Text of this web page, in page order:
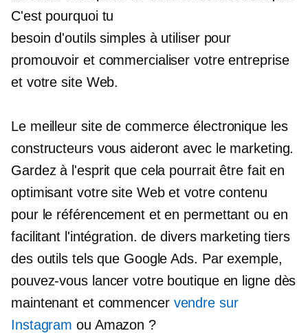
C'est pourquoi tu
besoin d'outils simples à utiliserpour
promouvoir et commercialiser votre entreprise
et votre site Web.
Le meilleur site de commerce électroniqueles
constructeurs vous aideront avec le marketing.
Gardez à l'esprit que cela pourrait être fait en
optimisant votre site Web et votre contenu
pour le référencement et en permettant ou en
facilitant l'intégration.de divers marketing tiers
des outils tels que Google Ads. Par exemple,
pouvez-vous lancer votre boutique en ligne dès
maintenant et commencer vendre sur
Instagram ou Amazon ?